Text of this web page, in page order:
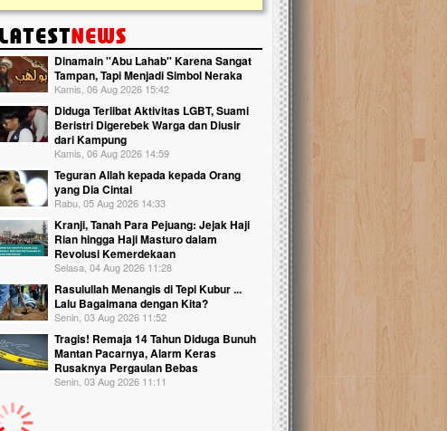
Dinamain ''Abu Lahab'' Karena Sangat
Tampan, Tapi Menjadi Simbol Neraka
Kamis, 06 Aug 2026 15:42
Diduga Terlibat Aktivitas LGBT, Suami
Beristri Digerebek Warga dan Diusir
dari Kampung
Kamis, 06 Aug 2026 14:59
Teguran Allah kepada kepada Orang
yang Dia Cintai
Rabu, 05 Aug 2026 14:33
Kranji, Tanah Para Pejuang: Jejak Haji
Rian hingga Haji Masturo dalam
Revolusi Kemerdekaan
Selasa, 04 Aug 2026 11:28
Rasulullah Menangis di Tepi Kubur ...
Lalu Bagaimana dengan Kita?
Senin, 03 Aug 2026 11:52
Tragis! Remaja 14 Tahun Diduga Bunuh
Mantan Pacarnya, Alarm Keras
Rusaknya Pergaulan Bebas
Senin, 03 Aug 2026 11:11